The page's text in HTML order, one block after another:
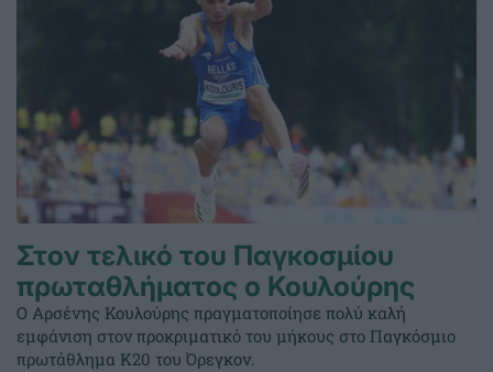
Στον τελικό του Παγκοσμίου
πρωταθλήματος ο Κουλούρης
Ο Αρσένης Κουλούρης πραγματοποίησε πολύ καλή
εμφάνιση στον προκριματικό του μήκους στο Παγκόσμιο
πρωτάθλημα Κ20 του Όρεγκον.